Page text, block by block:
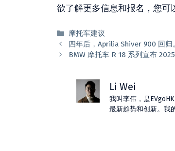
欲了解更多信息和报名，您可
分
类
摩托车建议
四年后，Aprilia Shiver 900 回
BMW 摩托车 R 18 系列宣布
Li Wei
我叫李伟，是
最新趋势和创新。我